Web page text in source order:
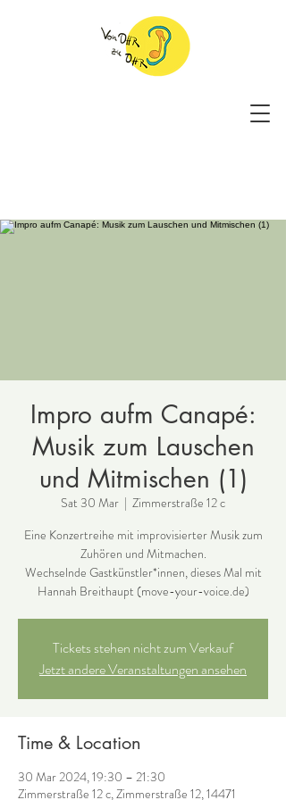
Impro aufm Canapé:
Musik zum Lauschen
und Mitmischen (1)
Sat 30 Mar
  |
Zimmerstraße 12 c
Eine Konzertreihe mit improvisierter Musik zum
Zuhören und Mitmachen.
Wechselnde Gastkünstler*innen, dieses Mal mit
Tickets stehen nicht zum Verkauf
Jetzt andere Veranstaltungen ansehen
Time & Location
30 Mar 2024, 19:30 – 21:30
Zimmerstraße 12 c, Zimmerstraße 12, 14471